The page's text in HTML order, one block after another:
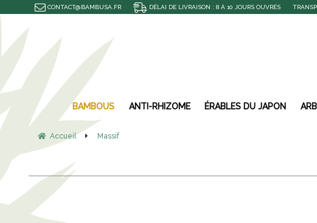
BAMBOUS ANTI-RHIZOME ÉRABLES DU JAPON
Accueil Massif
CONTACT@BAMBUSA.FR DÉLAI DE LIVRAISON : 8 À 10 JOURS OUVRÉS